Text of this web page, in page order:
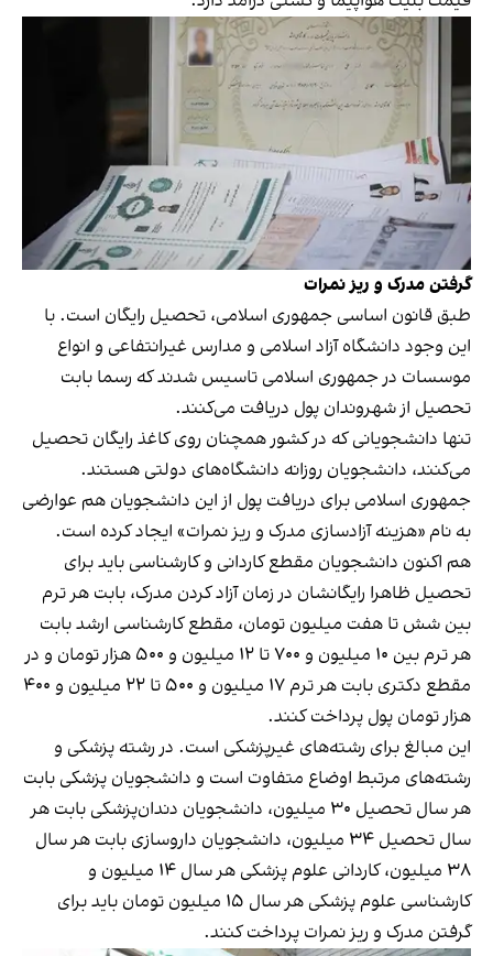
گرفتن مدرک و ریز نمرات
طبق قانون اساسی جمهوری اسلامی، تحصیل رایگان است. با
این وجود دانشگاه آزاد اسلامی و مدارس غیرانتفاعی و انواع
موسسات در جمهوری اسلامی تاسیس شدند که رسما بابت
تحصیل از شهروندان پول دریافت می‌کنند.
تنها دانشجویانی که در کشور همچنان روی کاغذ رایگان تحصیل
می‌کنند، دانشجویان روزانه دانشگاه‌های دولتی هستند.
جمهوری اسلامی برای دریافت پول از این دانشجویان هم عوارضی
به نام «هزینه آزادسازی مدرک و ریز نمرات» ایجاد کرده است.
هم اکنون دانشجویان مقطع کاردانی و کارشناسی باید برای
تحصیل ظاهرا رایگانشان در زمان آزاد کردن مدرک، بابت هر ترم
بین شش تا هفت میلیون تومان، مقطع کارشناسی ارشد بابت
هر ترم بین ۱۰ میلیون و ۷۰۰ تا ۱۲ میلیون و ۵۰۰ هزار تومان و در
مقطع دکتری بابت هر ترم ۱۷ میلیون و ۵۰۰ تا ۲۲ میلیون و ۴۰۰
هزار تومان پول پرداخت کنند.
این مبالغ برای رشته‌های غیرپزشکی است. در رشته پزشکی و
رشته‌های مرتبط اوضاع متفاوت است و دانشجویان پزشکی بابت
هر سال تحصیل ۳۰ میلیون، دانشجویان دندان‌پزشکی بابت هر
سال تحصیل ۳۴ میلیون، دانشجویان داروسازی بابت هر سال
۳۸ میلیون، کاردانی علوم پزشکی هر سال ۱۴ میلیون و
کارشناسی علوم پزشکی هر سال ۱۵ میلیون تومان باید برای
گرفتن مدرک و ریز نمرات پرداخت کنند.